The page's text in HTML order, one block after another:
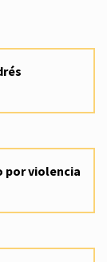
por violencia